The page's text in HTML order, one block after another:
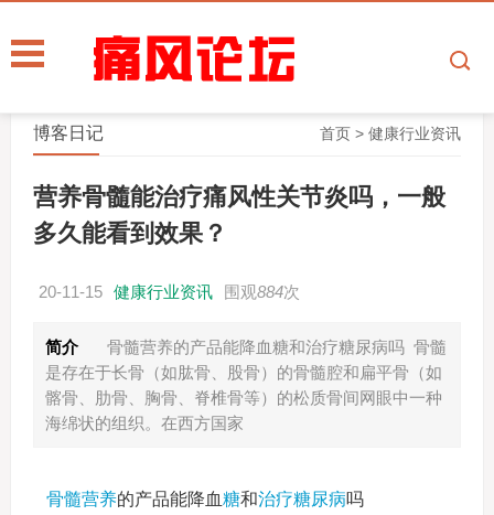
首页 >健康行业资讯
博客日记
营养骨髓能治疗痛风性关节炎吗，一般
多久能看到效果？
20-11-15 健康行业资讯 围观884次
简介
骨髓营养的产品能降血糖和治疗糖尿病吗 骨髓
是存在于长骨（如肱骨、股骨）的骨髓腔和扁平骨（如
髂骨、肋骨、胸骨、脊椎骨等）的松质骨间网眼中一种
海绵状的组织。在西方国家
骨髓营养的产品能降血糖和治疗糖尿病吗